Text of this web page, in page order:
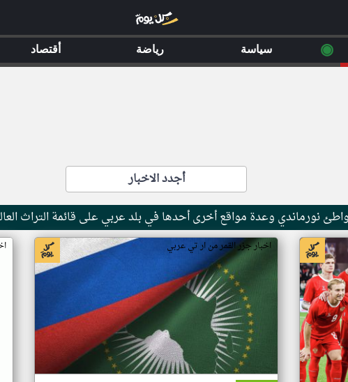
أجدد الاخبار
نورماندي وعدة مواقع أخرى أحدها في بلد عربي على قائمة التراث
اخبار جزر القمر من ار تي عربي
◉ سياسة رياضة أقتصاد